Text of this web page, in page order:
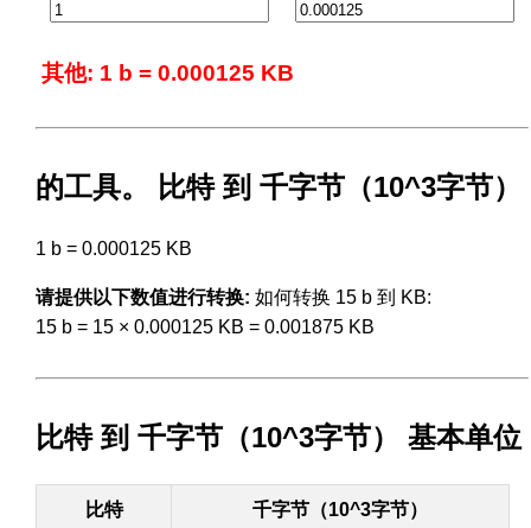
其他: 1 b = 0.000125 KB
的工具。 比特 到 千字节（10^3字节）
1 b = 0.000125 KB
请提供以下数值进行转换: 如何转换 15 b 到 KB:
15 b = 15 × 0.000125 KB = 0.001875 KB
比特 到 千字节（10^3字节） 基本单位
比特 千字节（10^3字节）